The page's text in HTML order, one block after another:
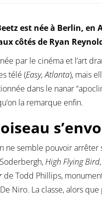
est née à Berlin, en
côtés de Ryan
par le cinéma et l’art
télé (Easy, Atlanta), mais
dans le nanar
la remarque enfin.
ne semble pouvoir
High Flying Bird
de Todd Phillips,
Niro. La classe, alors